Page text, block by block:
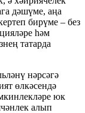
дәшүме, аңа
бирүме – без
һәм
татарда
нәрсәгә
өлкәсендә
юк
алып